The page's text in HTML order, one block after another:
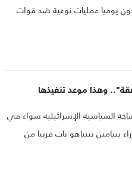
يوميا عمليات نوعية ضد قوات
وهذا موعد تنفيذها
السياسية الإسرائيلية سواء في
بنيامين نتنياهو بات قريبا من
مع حركة حماس..